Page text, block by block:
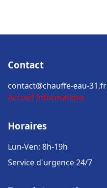
Contact
contact@chauffe-eau-31.fr
Accueil Informations
Horaires
Lun-Ven: 8h-19h
Service d'urgence 24/7